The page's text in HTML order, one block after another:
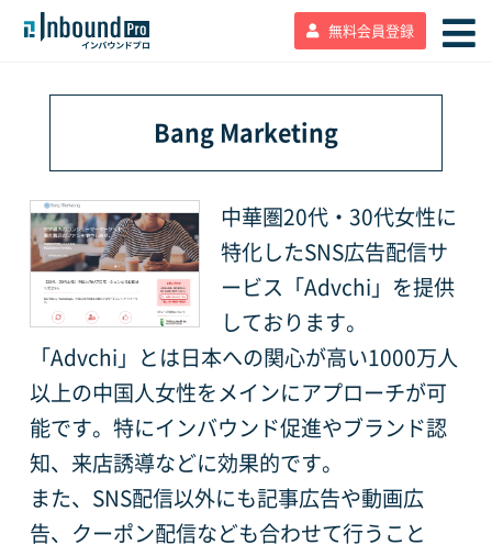
無料会員登録
Bang Marketing
中華圏20代・30代女性に
特化したSNS広告配信サ
ービス「Advchi」を提供
しております。
「Advchi」とは日本への関心が高い1000万人
以上の中国人女性をメインにアプローチが可
能です。特にインバウンド促進やブランド認
知、来店誘導などに効果的です。
また、SNS配信以外にも記事広告や動画広
告、クーポン配信なども合わせて行うこと